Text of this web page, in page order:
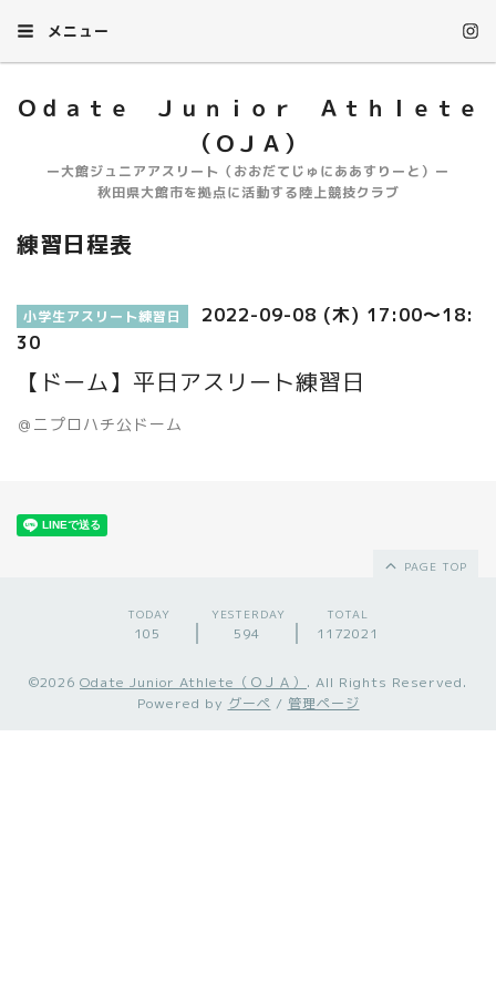
メニュー
Ｏｄａｔｅ Ｊｕｎｉｏｒ Ａｔｈｌｅｔｅ
（ＯＪＡ）
ー大館ジュニアアスリート（おおだてじゅにああすりーと）ー
秋田県大館市を拠点に活動する陸上競技クラブ
練習日程表
小学生アスリート練習日
2022-09-08 (木) 17:00～18:
30
【ドーム】平日アスリート練習日
＠ニプロハチ公ドーム
PAGE TOP
TODAY
105
YESTERDAY
594
TOTAL
1172021
©2026 Odate Junior Athlete（ＯＪＡ） . All Rights Reserved.
Powered by グーペ / 管理ページ